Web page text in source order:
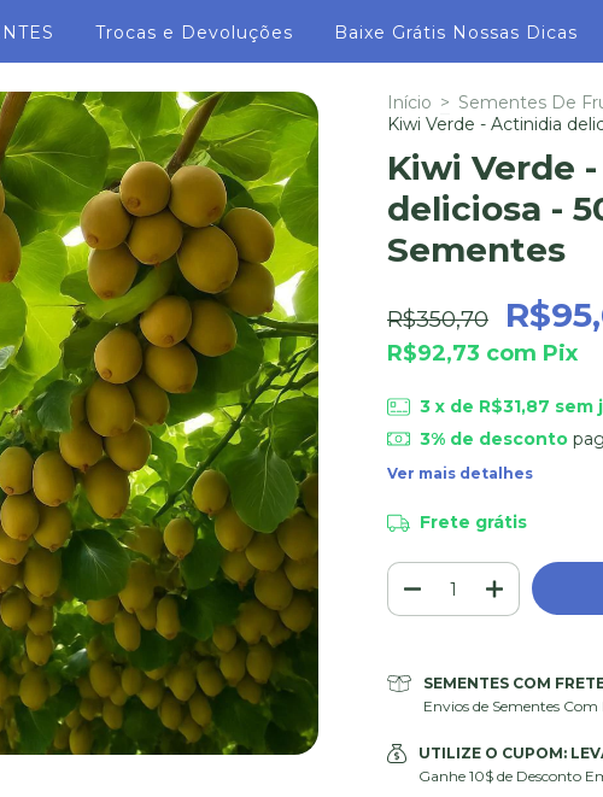
Trocas e Devoluções Baixe Grátis Nossas Dicas
Início > Sementes De
Kiwi Verde - Actinidia
Kiwi Verde
deliciosa -
Sementes
R$350,70
R$92,73 com Pix
3 x de R$31,87 sem
3% de desconto
Ver mais detalhes
Frete grátis
SEMENTES COM
Envios de Sementes
UTILIZE O CUPOM:
Ganhe 10$ de Desconto